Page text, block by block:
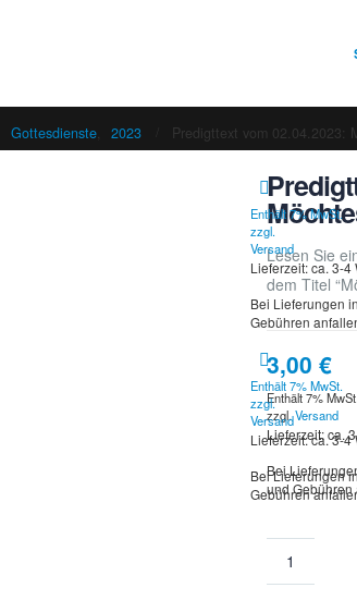
Gottesdienste, 2023 Predigttext vom 02.04.2023:
Enthält 7% MwSt.
zzgl.
Versand
Lieferzeit: ca. 3-4
Bei Lieferungen
Gebühren
Enthält 7% MwSt.
zzgl.
Versand
Lieferzeit: ca. 3-4
Bei Lieferungen
Gebühren
Lesen Sie
dem Titel
3,00 €
Enthält 7% MwSt.
zzgl.Versand
Lieferzeit: ca.
Bei
und Gebühren